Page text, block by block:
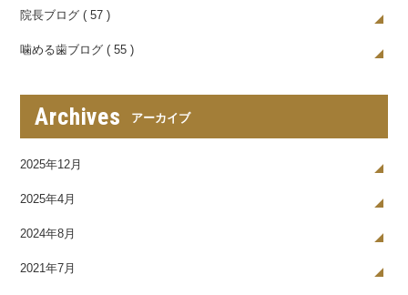
院長ブログ ( 57 )
噛める歯ブログ ( 55 )
Archives アーカイブ
2025年12月
2025年4月
2024年8月
2021年7月